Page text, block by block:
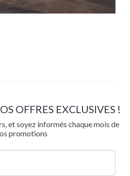
OFFRES EXCLUSIVES !
et soyez informés chaque mois de
promotions